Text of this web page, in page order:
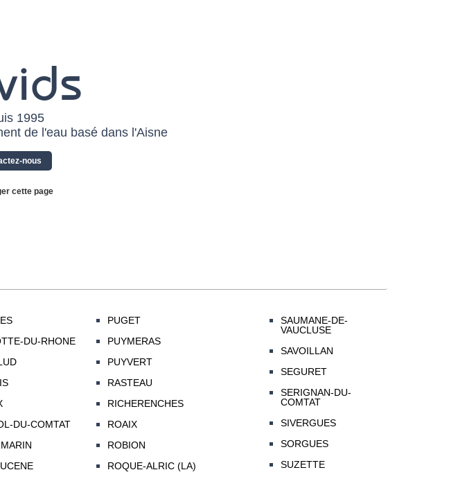
1995
de l'eau basé dans l'Aisne
nous
cette page
DU-RHONE
DU-COMTAT
PUGET
PUYMERAS
PUYVERT
RASTEAU
RICHERENCHES
ROAIX
ROBION
ROQUE-ALRIC (LA)
SAUMANE-DE-
VAUCLUSE
SAVOILLAN
SEGURET
SERIGNAN-DU-
COMTAT
SIVERGUES
SORGUES
SUZETTE